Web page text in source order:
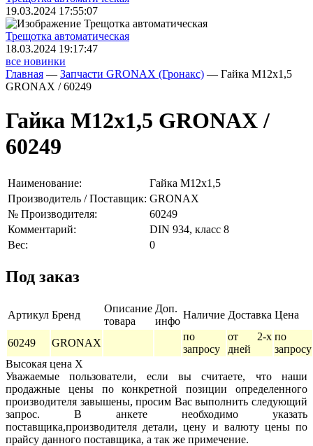
19.03.2024 17:55:07
Трещoтка автоматическая
18.03.2024 19:17:47
все новинки
Главная — Запчасти GRONAX (Гронакс) — Гайка М12х1,5
GRONAX / 60249
Гайка М12х1,5 GRONAX /
60249
Наименование:
Гайка М12х1,5
Производитель / Поставщик: GRONAX
№ Производителя:
60249
Комментарий:
DIN 934, класс 8
Вес:
0
Под заказ
Артикул Бренд
Описание
товара
Доп.
инфо
Наличие Доставка Цена
60249 GRONAX
по
запросу
от 2-х
дней
по
запросу
Высокая цена X
Уважаемые пользователи, если вы считаете, что наши
продажные цены по конкретной позиции определенного
производителя завышены, просим Вас выполнить следующий
запрос. В анкете необходимо указать
поставщика,производителя детали, цену и валюту цены по
прайсу данного поставщика, а так же примечение.